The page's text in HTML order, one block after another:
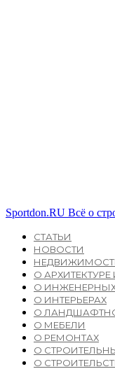
Sportdon.RU Всё о
СТАТЬИ
НОВОСТИ
О
О ИНЖЕНЕРНЫХ
О ИНТЕРЬЕРАХ
О
О МЕБЕЛИ
О РЕМОНТАХ
О
О